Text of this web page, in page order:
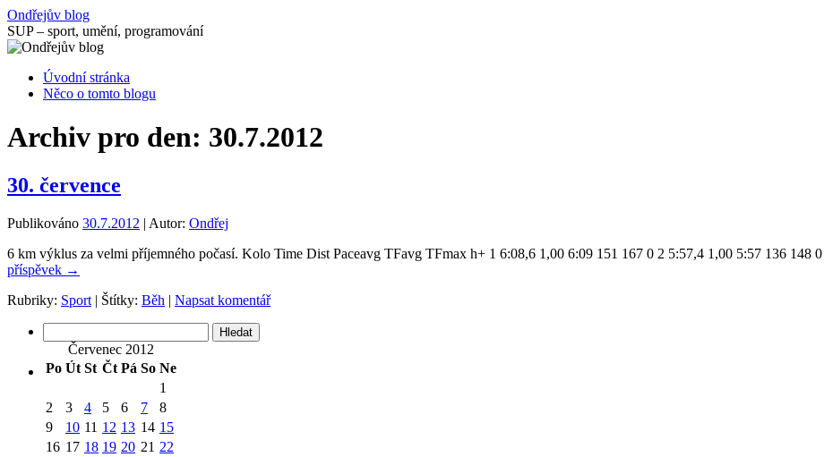
Přejít
k
obsahu
Ondřejův blog
SUP – sport, umění, programování
Úvodní stránka
Něco o tomto blogu
Archiv pro den: 30.7.2012
30. července
Publikováno 30.7.2012 | Autor: Ondřej
6 km výklus za velmi příjemného počasí. Kolo Time Dist Paceavg TFavg TFmax h+ 1 6:08,6 1,00 6:09 151 167 0 2 5:57,4 1,00 5:57 136
příspěvek →
Rubriky: Sport | Štítky: Běh | Napsat komentář
Červenec 2012
Po Út St Čt Pá So Ne
1
2
3 4 5 6 7
8
9
10 11 12 13 14 15
16 17 18 19 20 21 22